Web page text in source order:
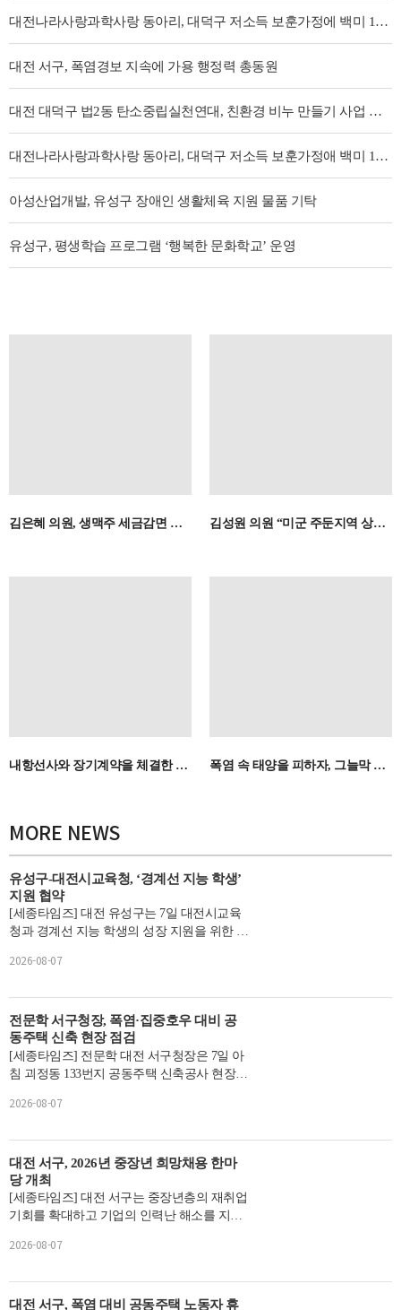
대전나라사랑과학사랑 동아리, 대덕구 저소득 보훈가정에 백미 100포 기탁
대전 서구, 폭염경보 지속에 가용 행정력 총동원
대전 대덕구 법2동 탄소중립실천연대, 친환경 비누 만들기 사업 추진
대전나라사랑과학사랑 동아리, 대덕구 저소득 보훈가정애 백미 100포 기탁
아성산업개발, 유성구 장애인 생활체육 지원 물품 기탁
유성구, 평생학습 프로그램 ‘행복한 문화학교’ 운영
김은혜 의원, 생맥주 세금감면 법안 대표발의 김성원 의원 “미군 주둔지역 상인 범죄자 낙인 안 돼…잘못된 KBS 보도 바로잡고 전수조사 철회해야”
내항선사와 장기계약을 체결한 우수 화주님의 세액을 공제해 드립니다 폭염 속 태양을 피하자, 그늘막 설치 확대
MORE NEWS
유성구-대전시교육청, ‘경계선 지능 학생’
지원 협약
[세종타임즈] 대전 유성구는 7일 대전시교육
청과 경계선 지능 학생의 성장 지원을 위한 업
애와 비장애 사...
2026-08-07
전문학 서구청장, 폭염·집중호우 대비 공
동주택 신축 현장 점검
[세종타임즈] 전문학 대전 서구청장은 7일 아
침 괴정동 133번지 공동주택 신축공사 현장을
를 확인했다.이...
2026-08-07
대전 서구, 2026년 중장년 희망채용 한마
당 개최
[세종타임즈] 대전 서구는 중장년층의 재취업
기회를 확대하고 기업의 인력난 해소를 지원
년 중장년 희망...
2026-08-07
대전 서구, 폭염 대비 공동주택 노동자 휴